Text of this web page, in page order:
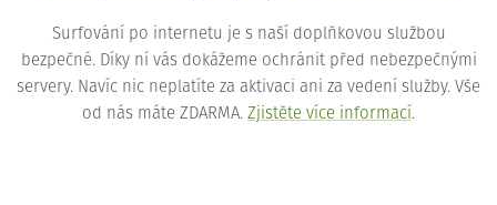
Surfování po internetu je s naší doplňkovou službou
bezpečné. Díky ní vás dokážeme ochránit před nebezpečnými
servery. Navíc nic neplatíte za aktivaci ani za vedení služby. Vše
od nás máte ZDARMA. Zjistěte více informací.